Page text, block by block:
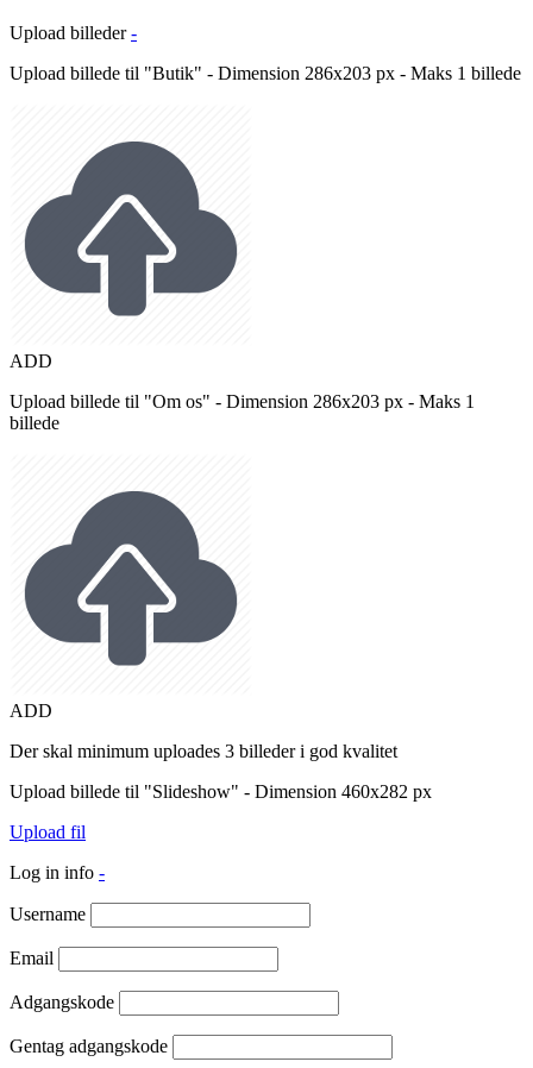
Upload billeder -
Upload billede til "Butik" - Dimension 286x203 px - Maks 1 billede
ADD
Upload billede til "Om os" - Dimension 286x203 px - Maks 1
billede
ADD
Der skal minimum uploades 3 billeder i god kvalitet
Upload billede til "Slideshow" - Dimension 460x282 px
Upload fil
Log in info -
Username
Email
Adgangskode
Gentag adgangskode